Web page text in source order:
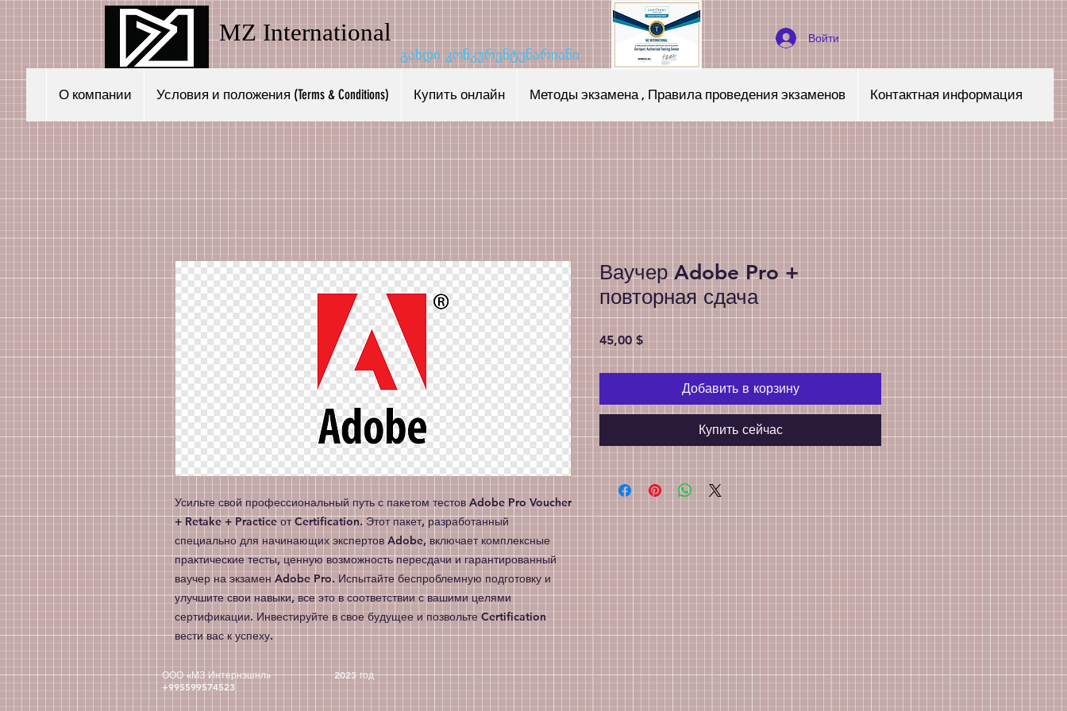
MZ International
გახდი კონკურენტუნარიანი
Войти
О компании Условия и положения (Terms & Conditions) Купить онлайн Методы экзамена , Правила проведения экзаменов Контактная информация
Усильте свой профессиональный путь с пакетом тестов Adobe Pro Voucher
+ Retake + Practice от Certification. Этот пакет, разработанный
специально для начинающих экспертов Adobe, включает комплексные
практические тесты, ценную возможность пересдачи и гарантированный
ваучер на экзамен Adobe Pro. Испытайте беспроблемную подготовку и
улучшите свои навыки, все это в соответствии с вашими целями
сертификации. Инвестируйте в свое будущее и позвольте Certification
вести вас к успеху.
Ваучер Adobe Pro +
повторная сдача
45,00 $Цена
Добавить в корзину
Купить сейчас
ООО «МЗ Интернэшнл» 2023 год
+995599574523